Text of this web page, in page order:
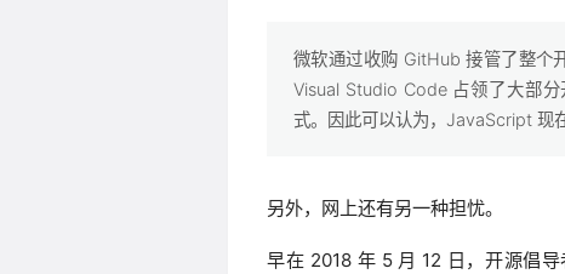
微软通过收购 GitHub 接管了整个
Visual Studio Code 占领了大部
式。因此可以认为，JavaScript 现
另外，网上还有另一种担忧。
早在 2018 年 5 月 12 日，开源倡